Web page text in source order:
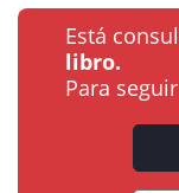
Está
libro.
Para